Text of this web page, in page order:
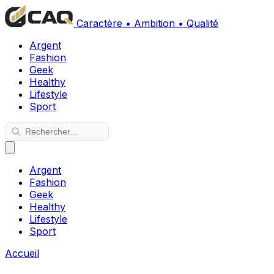
Caractère • Ambition • Qualité
Argent
Fashion
Geek
Healthy
Lifestyle
Sport
Argent
Fashion
Geek
Healthy
Lifestyle
Sport
Accueil